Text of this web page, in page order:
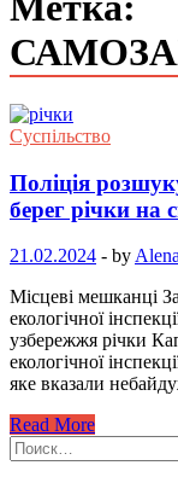
Суспільство
Поліція
берег річки
21.02.2024 - by Alena
Місцеві мешканці
екологічної
узбережжя річки
екологічної
яке вказали
Read More
Найти: